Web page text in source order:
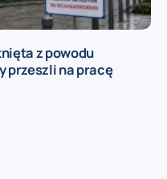
z powodu
przeszli na pracę